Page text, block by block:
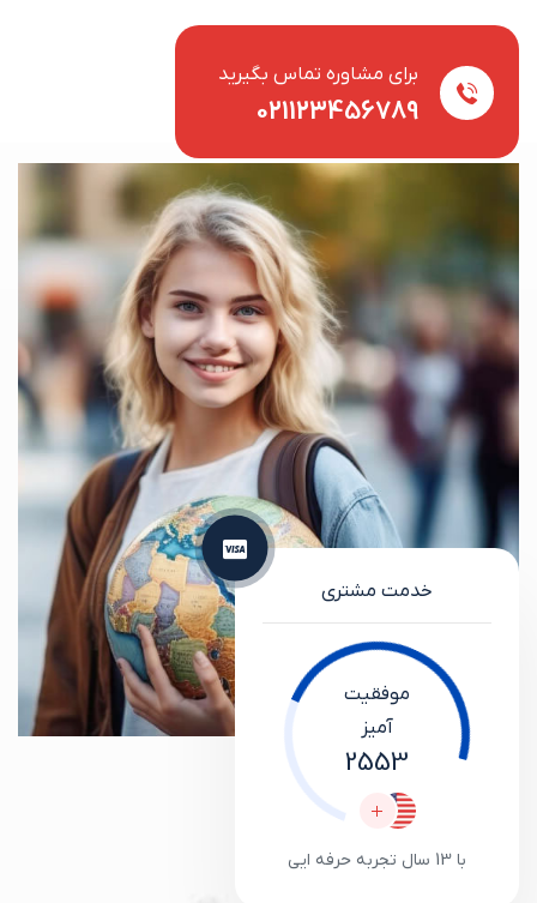
خدمت مشتری
موفقیت
آمیز
2553
با 13 سال تجربه حرفه ایی
برای مشاوره تماس بگیرید
021123456789